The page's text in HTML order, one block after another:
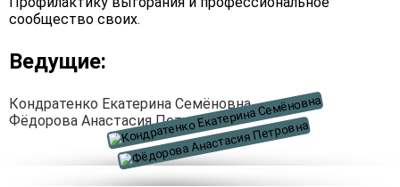
сообщество своих.
Ведущие:
Кондратенко Екатерина Семёновна
Фёдорова Анастасия Петровна